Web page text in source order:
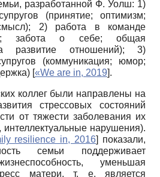
разработанной Ф. Уолш: 1)
(принятие; оптимизм;
смысл); 2) работа в команде
забота о себе; общая
развитие отношений); 3)
(коммуникация; юмор;
[«We are in, 2019].
коллег были направлены на
стрессовых состояний
от тяжести заболевания их
нарушения).
resilience in, 2016] показали,
семьи поддерживает
уменьшая
матери, т. е. является